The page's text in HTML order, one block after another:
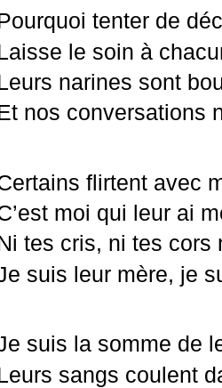
tenter de
le soin à
narines sont
nos conversations
flirtent avec
moi qui leur ai
tes cris, ni tes cors
suis leur mère, je
suis la somme de
sangs coulent